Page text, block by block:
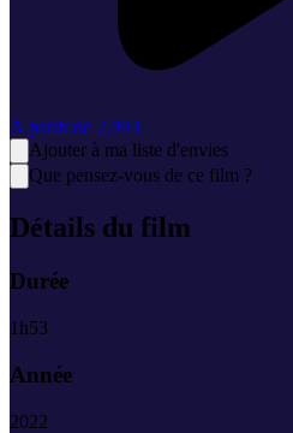
À partir de 2,99 €
Ajouter à ma liste d'envies
Que pensez-vous de ce film ?
Détails du film
Durée
1 h53
Année
2022